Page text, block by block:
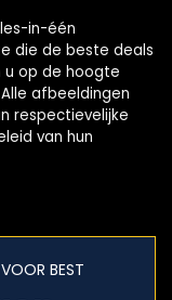
in-één
die de beste deals
u op de hoogte
afbeeldingen
respectievelijke
van hun
BEST